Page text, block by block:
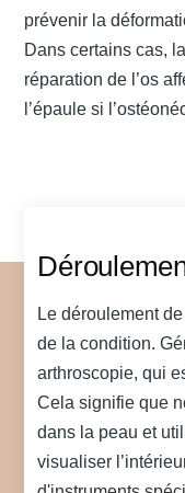
prévenir la
Dans certains cas,
réparation de l’os
l’épaule si
Le déroulement
de la condition.
arthroscopie, qui
Cela signifie que
dans la peau et
visualiser